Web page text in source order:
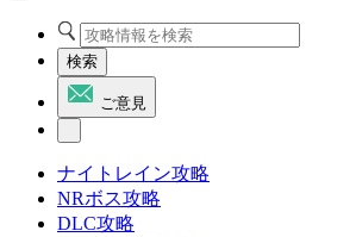
検索
ご意見
ナイトレイン攻略
NRボス攻略
DLC攻略